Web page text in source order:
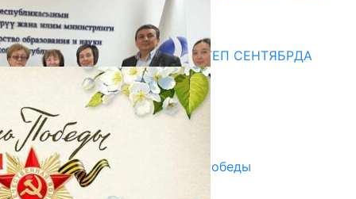
10.07.2026
Медиа
СУЗАКТА 750 ОРУНДУУ МЕКТЕП СЕНТЯБРДА
ПАЙДАЛАНУУГА БЕРИЛЕТ
07.08.2025
Улуу Жеңиштин жандуу сөзү
29.04.2025
Награды в преддверии Дня Победы
29.04.2025